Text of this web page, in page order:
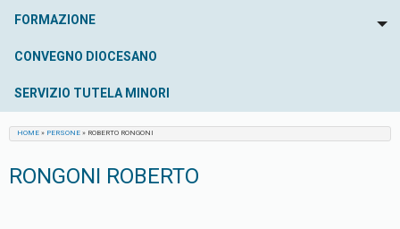
FORMAZIONE
CONVEGNO DIOCESANO
SERVIZIO TUTELA MINORI
HOME » PERSONE » ROBERTO RONGONI
RONGONI ROBERTO